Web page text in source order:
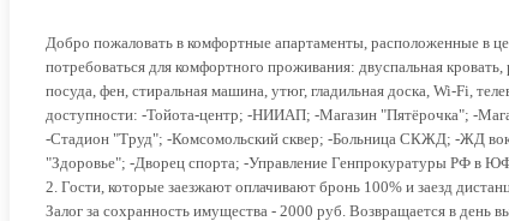
Добро пожаловать в комфортные апартаменты, расположенные в
потребоваться для комфортного проживания: двуспальная
посуда, фен, стиральная машина, утюг, гладильная доска, Wi-Fi,
доступности: -Тойота-центр; -НИИАП; -Магазин "Пятёрочка"; -
-Стадион "Труд"; -Комсомольский сквер; -Больница СКЖД; -ЖД
"Здоровье"; -Дворец спорта; -Управление Генпрокуратуры РФ в
2. Гости, которые заезжают оплачивают бронь 100% и заезд
Залог за сохранность имущества - 2000 руб. Возвращается в день